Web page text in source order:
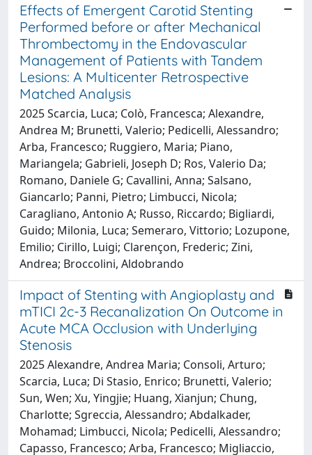
Effects of Emergent Carotid Stenting
Performed before or after Mechanical
Thrombectomy in the Endovascular
Management of Patients with Tandem
Lesions: A Multicenter Retrospective
Matched Analysis
2025 Scarcia, Luca; Colò, Francesca; Alexandre,
Andrea M; Brunetti, Valerio; Pedicelli, Alessandro;
Arba, Francesco; Ruggiero, Maria; Piano,
Mariangela; Gabrieli, Joseph D; Ros, Valerio Da;
Romano, Daniele G; Cavallini, Anna; Salsano,
Giancarlo; Panni, Pietro; Limbucci, Nicola;
Caragliano, Antonio A; Russo, Riccardo; Bigliardi,
Guido; Milonia, Luca; Semeraro, Vittorio; Lozupone,
Emilio; Cirillo, Luigi; Clarençon, Frederic; Zini,
Andrea; Broccolini, Aldobrando
Impact of Stenting with Angioplasty and
mTICI 2c-3 Recanalization On Outcome in
Acute MCA Occlusion with Underlying
Stenosis
2025 Alexandre, Andrea Maria; Consoli, Arturo;
Scarcia, Luca; Di Stasio, Enrico; Brunetti, Valerio;
Sun, Wen; Xu, Yingjie; Huang, Xianjun; Chung,
Charlotte; Sgreccia, Alessandro; Abdalkader,
Mohamad; Limbucci, Nicola; Pedicelli, Alessandro;
Capasso, Francesco; Arba, Francesco; Migliaccio,